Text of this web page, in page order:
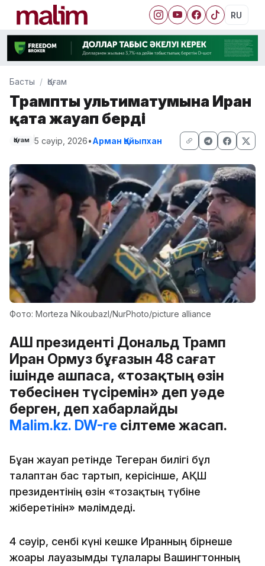
RU
Басты Қоғам
Трамптың ультиматумына Иран
қатаң жауап берді
Қоғам 5 сәуір, 2026•Арман Қайыпхан
Фото: Morteza Nikoubazl/NurPhoto/picture allianсе
АҚШ президенті Дональд Трамп
Иран Ормуз бұғазын 48 сағат
ішінде ашпаса, «тозақтың өзін
төбесінен түсіремін» деп уәде
берген, деп хабарлайды
Malim.kz. DW-ге сілтеме жасап.
Бұған жауап ретінде Тегеран билігі бұл
талаптан бас тартып, керісінше, АҚШ
президентінің өзін «тозақтың түбіне
жіберетінін» мәлімдеді.
4 сәуір, сенбі күні кешке Иранның бірнеше
жоғары лауазымды тұлғалары Вашингтонның